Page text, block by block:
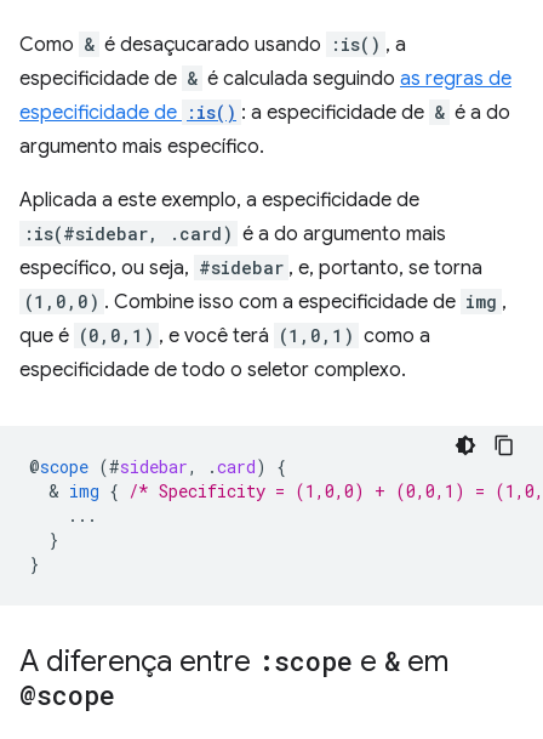
Como & é desaçucarado usando :is() , a
especificidade de & é calculada seguindo as regras de
especificidade de :is() : a especificidade de & é a do
argumento mais específico.
Aplicada a este exemplo, a especificidade de
:is(#sidebar, .card) é a do argumento mais
específico, ou seja, #sidebar , e, portanto, se torna
(1,0,0) . Combine isso com a especificidade de img ,
que é (0,0,1) , e você terá (1,0,1) como a
especificidade de todo o seletor complexo.
@scope (#sidebar, .card)
{
  &
img { /* Specificity = (1,0,0) + (0,0,1) =
...
}
}
A diferença entre :scope e & em
@scope